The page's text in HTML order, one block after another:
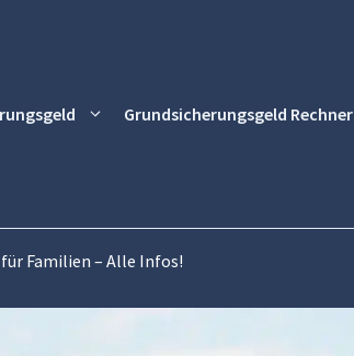
Grundsicherungsgeld Rechner
Familien – Alle Infos!